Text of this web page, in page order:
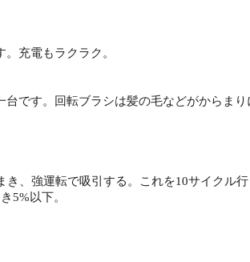
充電もラクラク。
です。回転ブラシは髪の毛などがからまり
、強運転で吸引する。これを10サイクル
5%以下。